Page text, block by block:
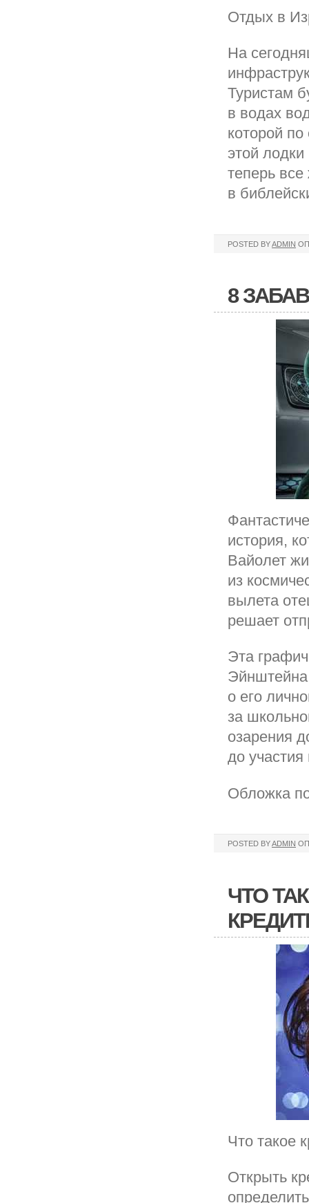
Отдых в
На
Туристам
в водах
которой
этой
теперь
в
POSTED BYADMIN
8
история,
Вайолет
из
вылета
решает
Эта
Эйнштейна
о его
за
озарения
до участия
Обложка
POSTED BYADMIN
ЧТО
Что такое
Открыть